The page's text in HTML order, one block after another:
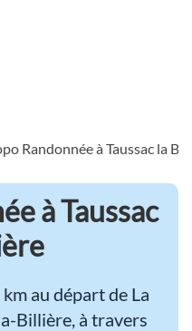
Randonnée à Taussac la
à Taussac
au départ de La
Billière, à travers